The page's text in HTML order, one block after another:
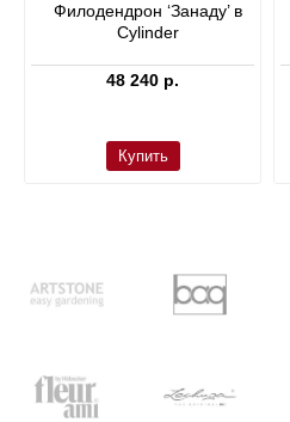
Филодендрон ‘Занаду’ в
Cylinder
48 240 р.
Купить